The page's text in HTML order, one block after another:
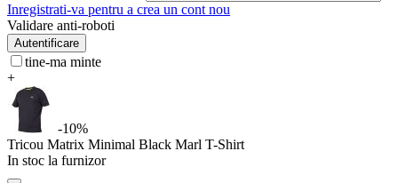
Inregistrati-va pentru a crea un cont nou
Validare anti-roboti
Autentificare
tine-ma minte
+
-10%
Tricou Matrix Minimal Black Marl T-Shirt
In stoc la furnizor